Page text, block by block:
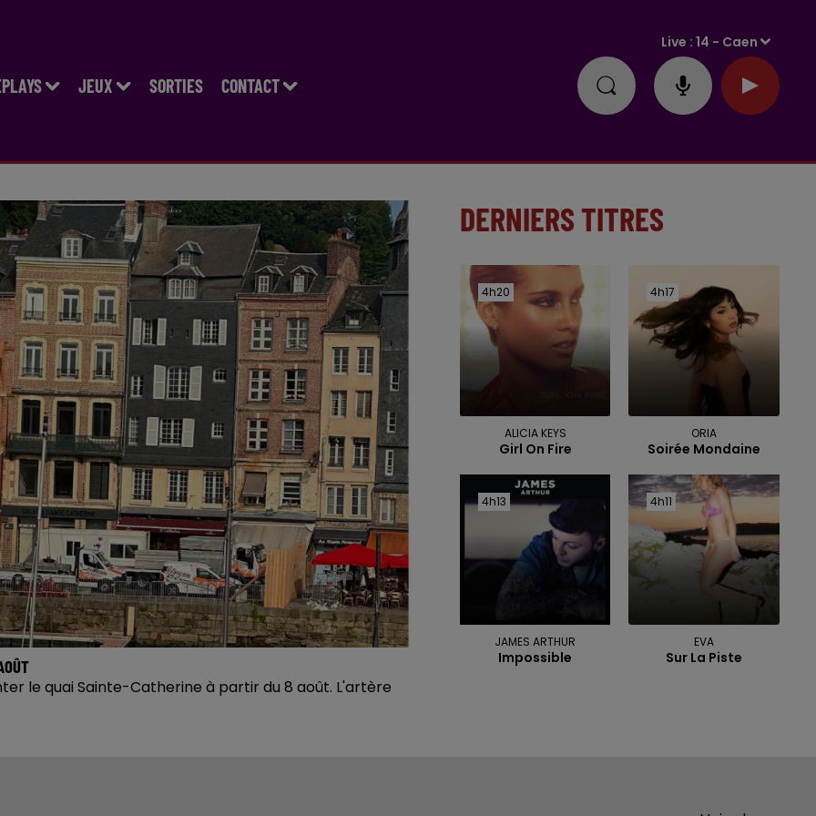
JEUX SORTIES CONTACT
Live :14 - Caen
autorise l'extension du site MBDA de Selles-Saint-
GAGNEZ VOS ENTRÉES À TERRA BOTANICA !
DERNIERS TITRES
4h20
4h20
ALICIA KEYS
Girl On Fire
4h17
4h17
ORIA
Soirée Mondaine
4h13
4h13
JAMES ARTHUR
Impossible
4h11
4h11
EVA
Sur La Piste